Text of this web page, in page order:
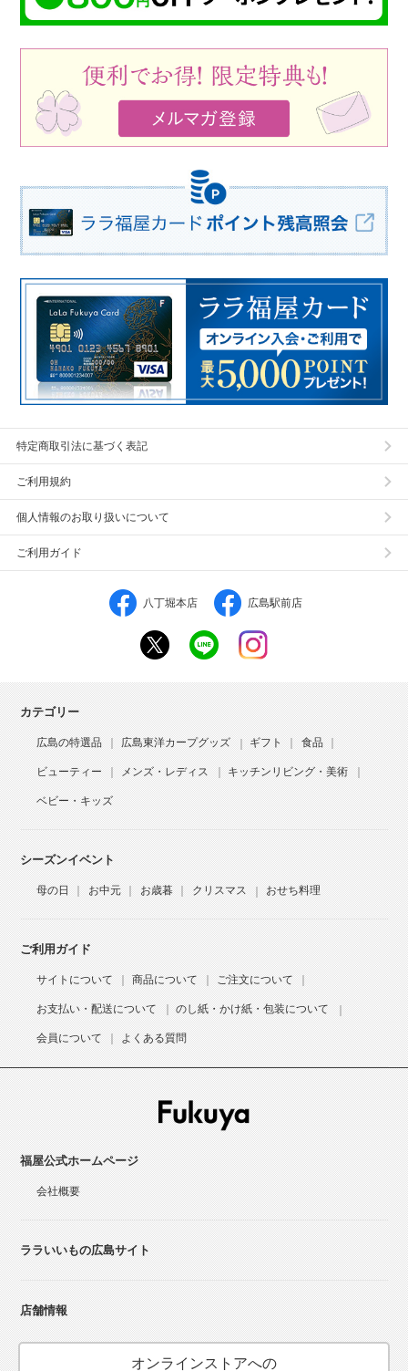
特定商取引法に基づく表記
ご利用規約
個人情報のお取り扱いについて
ご利用ガイド
八丁堀本店 広島駅前店
カテゴリー
広島の特選品 広島東洋カープグッズ ギフト 食品
ビューティー メンズ・レディス キッチンリビング・美術
ベビー・キッズ
シーズンイベント
母の日 お中元 お歳暮 クリスマス おせち料理
ご利用ガイド
サイトについて 商品について ご注文について
お支払い・配送について のし紙・かけ紙・包装について
会員について よくある質問
福屋公式ホームページ
会社概要
ララいいもの広島サイト
店舗情報
オンラインストアへの